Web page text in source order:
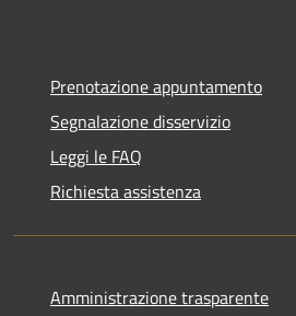
Prenotazione appuntamento
Segnalazione disservizio
Leggi le FAQ
Richiesta assistenza
Amministrazione trasparente